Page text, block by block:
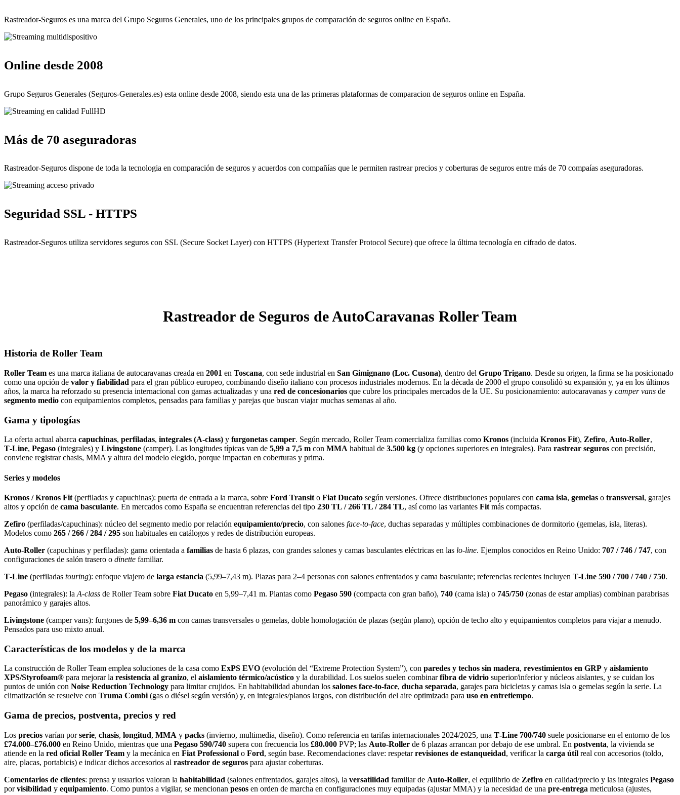
Rastreador-Seguros es una marca del Grupo Seguros Generales, uno de los principales grupos de comparación de seguros online en España.
Online desde 2008
Grupo Seguros Generales (Seguros-Generales.es) esta online desde 2008, siendo esta una de las primeras plataformas de comparacion de seguros online en España.
Más de 70 aseguradoras
Rastreador-Seguros dispone de toda la tecnologia en comparación de seguros y acuerdos con compañías que le permiten rastrear precios y coberturas de seguros entre más de 70 compaías aseguradoras.
Seguridad SSL - HTTPS
Rastreador-Seguros utiliza servidores seguros con SSL (Secure Socket Layer) con HTTPS (Hypertext Transfer Protocol Secure) que ofrece la última tecnología en cifrado de datos.
Rastreador de Seguros de AutoCaravanas Roller Team
Historia de Roller Team
Roller Team es una marca italiana de autocaravanas creada en 2001 en Toscana, con sede industrial en San Gimignano (Loc. Cusona), dentro del Grupo Trigano. Desde su origen, la firma se ha posicionado
como una opción de valor y fiabilidad para el gran público europeo, combinando diseño italiano con procesos industriales modernos. En la década de 2000 el grupo consolidó su expansión y, ya en los últimos
años, la marca ha reforzado su presencia internacional con gamas actualizadas y una red de concesionarios que cubre los principales mercados de la UE. Su posicionamiento: autocaravanas y camper vans de
segmento medio con equipamientos completos, pensadas para familias y parejas que buscan viajar muchas semanas al año.
Gama y tipologías
La oferta actual abarca capuchinas, perfiladas, integrales (A‑class) y furgonetas camper. Según mercado, Roller Team comercializa familias como Kronos (incluida Kronos Fit), Zefiro, Auto‑Roller,
T‑Line, Pegaso (integrales) y Livingstone (camper). Las longitudes típicas van de 5,99 a 7,5 m con MMA habitual de 3.500 kg (y opciones superiores en integrales). Para rastrear seguros con precisión,
conviene registrar chasis, MMA y altura del modelo elegido, porque impactan en coberturas y prima.
Series y modelos
Kronos / Kronos Fit (perfiladas y capuchinas): puerta de entrada a la marca, sobre Ford Transit o Fiat Ducato según versiones. Ofrece distribuciones populares con cama isla, gemelas o transversal, garajes
altos y opción de cama basculante. En mercados como España se encuentran referencias del tipo 230 TL / 266 TL / 284 TL, así como las variantes Fit más compactas.
Zefiro (perfiladas/capuchinas): núcleo del segmento medio por relación equipamiento/precio, con salones face‑to‑face, duchas separadas y múltiples combinaciones de dormitorio (gemelas, isla, literas).
Modelos como 265 / 266 / 284 / 295 son habituales en catálogos y redes de distribución europeas.
Auto‑Roller (capuchinas y perfiladas): gama orientada a familias de hasta 6 plazas, con grandes salones y camas basculantes eléctricas en las lo‑line. Ejemplos conocidos en Reino Unido: 707 / 746 / 747, con
configuraciones de salón trasero o dinette familiar.
T‑Line (perfiladas touring): enfoque viajero de larga estancia (5,99–7,43 m). Plazas para 2–4 personas con salones enfrentados y cama basculante; referencias recientes incluyen T‑Line 590 / 700 / 740 / 750.
Pegaso (integrales): la A‑class de Roller Team sobre Fiat Ducato en 5,99–7,41 m. Plantas como Pegaso 590 (compacta con gran baño), 740 (cama isla) o 745/750 (zonas de estar amplias) combinan parabrisas
panorámico y garajes altos.
Livingstone (camper vans): furgones de 5,99–6,36 m con camas transversales o gemelas, doble homolo­gación de plazas (según plano), opción de techo alto y equipamientos completos para viajar a menudo.
Pensados para uso mixto anual.
Características de los modelos y de la marca
La construcción de Roller Team emplea soluciones de la casa como ExPS EVO (evolución del “Extreme Protection System”), con paredes y techos sin madera, revestimientos en GRP y aislamiento
XPS/Styrofoam® para mejorar la resistencia al granizo, el aislamiento térmico/acústico y la durabilidad. Los suelos suelen combinarfibra de vidrio superior/inferior y núcleos aislantes, y se cuidan los
puntos de unión con Noise Reduction Technology para limitar crujidos. En habitabilidad abundan los salones face‑to‑face, ducha separada, garajes para bicicletas y camas isla o gemelas según la serie. La
climatización se resuelve con Truma Combi(gas o diésel según versión) y, en integrales/planos largos, con distribución del aire optimizada para uso en entretiempo.
Gama de precios, postventa, precios y red
Los precios varían porserie, chasis, longitud, MMA y packs (invierno, multimedia, diseño). Como referencia en tarifas internacionales 2024/2025, una T‑Line 700/740 suele posicionarse en el entorno de los
£74.000–£76.000 en Reino Unido, mientras que una Pegaso 590/740 supera con frecuencia los £80.000 PVP; las Auto‑Roller de 6 plazas arrancan por debajo de ese umbral. En postventa, la vivienda se
atiende en la red oficial Roller Team y la mecánica en Fiat Professional o Ford, según base. Recomendaciones clave: respetarrevisiones de estanqueidad, verificar la carga útil real con accesorios (toldo,
aire, placas, portabicis) e indicar dichos accesorios al rastreador de seguros para ajustar coberturas.
Comentarios de clientes: prensa y usuarios valoran la habitabilidad (salones enfrentados, garajes altos), la versatilidad familiar de Auto‑Roller, el equilibrio de Zefiro en calidad/precio y las integrales Pegaso
porvisibilidad y equipamiento. Como puntos a vigilar, se mencionan pesos en orden de marcha en configuraciones muy equipadas (ajustar MMA) y la necesidad de una pre‑entrega meticulosa (ajustes,